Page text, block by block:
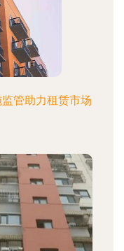
管助力租赁市场